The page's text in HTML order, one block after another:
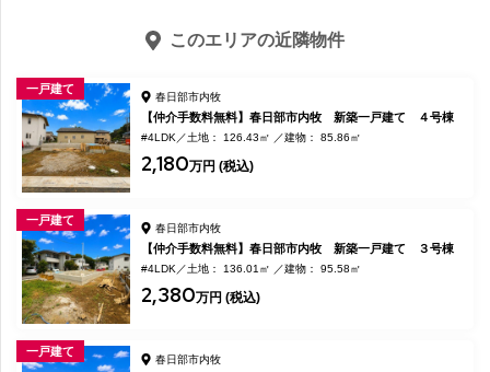
このエリアの近隣物件
一戸建て
春日部市内牧
【仲介手数料無料】春日部市内牧 新築一戸建て ４号棟
#4LDK 土地： 126.43㎡ 建物： 85.86㎡
2,180万円 (税込)
一戸建て
春日部市内牧
【仲介手数料無料】春日部市内牧 新築一戸建て ３号棟
#4LDK 土地： 136.01㎡ 建物： 95.58㎡
2,380万円 (税込)
一戸建て
春日部市内牧